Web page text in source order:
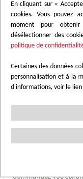
En cliquant sur «
cookies. Vous pouvez
moment pour
désélectionner des
politique de
Certaines des données
personnalisation et à la
d'informations, voir le lien
Bleu gris doux. Une
pour des espaces
Commandez vos
Nous conseillons
Passer
au
de